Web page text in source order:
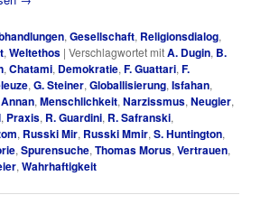
,Gesellschaft, Religionsdialog,
,Weltethos |Verschlagwortet mitA. Dugin, B.
,Chatami, Demokratie,F. Guattari,F.
,G. Steiner,Globallisierung,Isfahan,
,Menschlichkeit,Narzissmus,Neugier,
, Praxis, R. Guardini, R. Safranski,
, Russki Mir, Russki Mmir,S. Huntington,
,Spurensuche,Thomas Morus,Vertrauen,
,Wahrhaftigkeit